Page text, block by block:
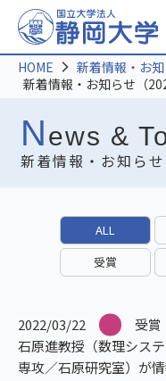
News &
新着情報・お知ら
HOME
新着情報・お
新着情報・お知らせ（
ALL
受賞
2022/03/22
受賞
石原進教授（数理シス
専攻／石原研究室）が